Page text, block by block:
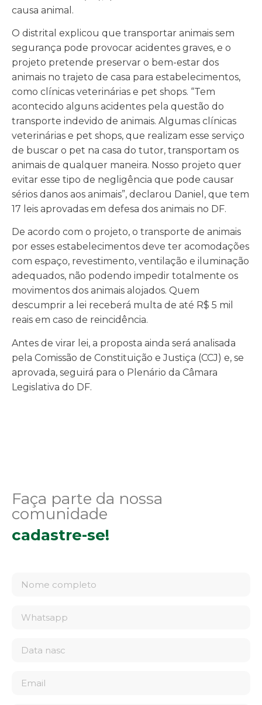
causa animal.
O distrital explicou que transportar animais sem
segurança pode provocar acidentes graves, e o
projeto pretende preservar o bem-estar dos
animais no trajeto de casa para estabelecimentos,
como clínicas veterinárias e pet shops. “Tem
acontecido alguns acidentes pela questão do
transporte indevido de animais. Algumas clínicas
veterinárias e pet shops, que realizam esse serviço
de buscar o pet na casa do tutor, transportam os
animais de qualquer maneira. Nosso projeto quer
evitar esse tipo de negligência que pode causar
sérios danos aos animais”, declarou Daniel, que tem
17 leis aprovadas em defesa dos animais no DF.
De acordo com o projeto, o transporte de animais
por esses estabelecimentos deve ter acomodações
com espaço, revestimento, ventilação e iluminação
adequados, não podendo impedir totalmente os
movimentos dos animais alojados. Quem
descumprir a lei receberá multa de até R$ 5 mil
reais em caso de reincidência.
Antes de virar lei, a proposta ainda será analisada
pela Comissão de Constituição e Justiça (CCJ) e, se
aprovada, seguirá para o Plenário da Câmara
Legislativa do DF.
Faça parte da nossa
comunidade
cadastre-se!